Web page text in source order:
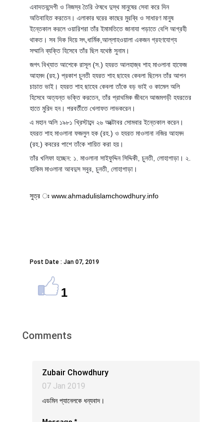
এবাদতবন্দেগী ও নিজস্ব তৈরি ঔষধে দুস্থ মানুষের সেবা করে দিন
অতিবাহিত করতেন। এলাকার ঘরের কাছের মুরব্বি ও সাধারণ মানুষ
ইন্তেকাল করলে ওয়ারিশরা তাঁর ইমামতিতে জানাযা পড়াতে বেশি আগ্রহী
থাকত। সব দিক দিয়ে সৎ,ধার্মিক,আল্লাহওয়ালা একজন গ্রহণযোগ্য
সম্মানি ব্যক্তি হিসেবে তাঁর ছিল যথেষ্ঠ সুনাম।
জগৎ বিখ্যাত আশেকে রাসূল (স.) হযরত আলহাজ্ব শাহ মাওলানা হাফেজ
আহমদ (রহ.) প্রকাশ চুনতী হযরত শাহ ছাহেব কেবলা ছিলেন তাঁর আপন
চাচাত ভাই। হযরত শাহ ছাহেব কেবলা তাঁকে বড় ভাই ও কামেল অলি
হিসেবে অত্যন্ত ভক্তি করতেন, তাঁর প্রাথমিক জীবনে আজমগড়ী হযরতের
হাতে মুরিদ হন। পরবর্তীতে খেলাফত লাভকরেন।
এ মহান অলি ১৯৮১ খ্রিস্টাব্দে ২৬ অক্টোবর সোমবার ইন্তেকাল করেন।
হযরত শাহ মাওলানা ফজলুল হক (রহ.) ও হযরত মাওলানা নজির আহমদ
(রহ.) কবরের পাশে তাঁকে শায়িত করা হয়।
তাঁর খলিফা হচ্ছেন: ১. মাওলানা সাইফুদ্দিন সিদ্দিকী, চুনতী, লোহাগাড়া। ২.
হাকিম মাওলানা আবদুস সবুর, চুনতী, লোহাগাড়া।
সুত্র ঃ www.ahmadulislamchowdhury.info
Post Date : Jan 07, 2019
1
Comments
Zubair Chowdhury
07 Jan 2019
এডমিন প্যানেলকে ধন্যবাদ।